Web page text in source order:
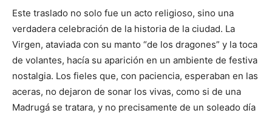
Este traslado no solo fue un acto religioso, sino una
verdadera celebración de la historia de la ciudad. La
Virgen, ataviada con su manto “de los dragones” y la toca
de volantes, hacía su aparición en un ambiente de festiva
nostalgia. Los fieles que, con paciencia, esperaban en las
aceras, no dejaron de sonar los vivas, como si de una
Madrugá se tratara, y no precisamente de un soleado día